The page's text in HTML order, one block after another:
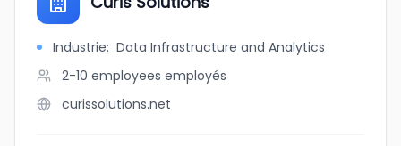
Industrie: Data Infrastructure and Analytics
2-10 employees employés
curissolutions.net